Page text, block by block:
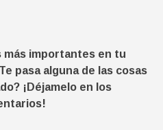
más importantes en tu
pasa alguna de las cosas
¡Déjamelo en los